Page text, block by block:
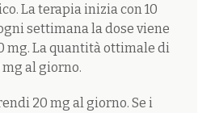
La terapia inizia con 10
settimana la dose viene
mg. La quantità ottimale di
al giorno.
20 mg al giorno. Se i